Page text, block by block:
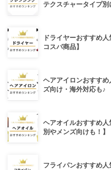
テクスチャータイプ別
ドライヤーおすすめ
コスパ商品】
ヘアアイロンおすす
ズ向け・海外対応も♪
ヘアオイルおすすめ
別やメンズ向けも！】
フライパンおすすめ